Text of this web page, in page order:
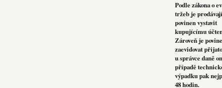
Podle zákona o
tržeb je
povinen vystavit
kupujícímu
Zároveň je
zaevidovat
u správce daně
případě
výpadku pak
48 hodin.